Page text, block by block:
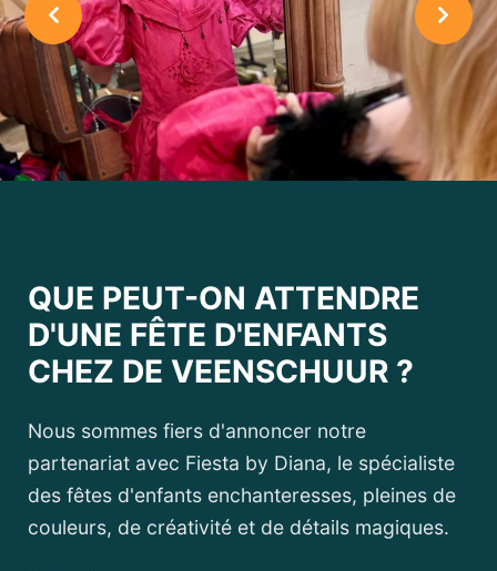
QUE PEUT-ON ATTENDRE
D'UNE FÊTE D'ENFANTS
CHEZ DE VEENSCHUUR ?
Nous sommes fiers d'annoncer notre
partenariat avec Fiesta by Diana, le spécialiste
des fêtes d'enfants enchanteresses, pleines de
couleurs, de créativité et de détails magiques.